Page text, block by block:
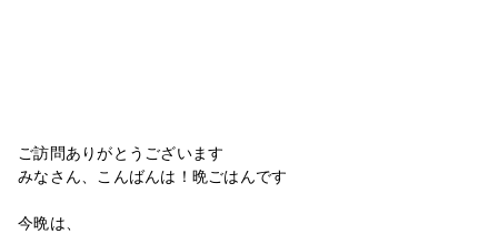
ご訪問ありがとうございます
みなさん、こんばんは！晩ごはんです
今晩は、